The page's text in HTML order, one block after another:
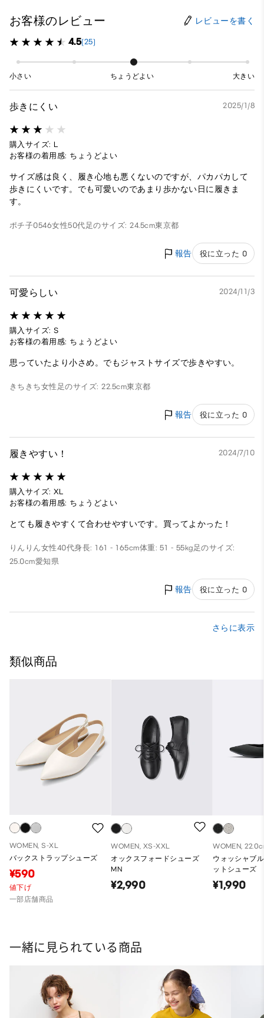
お客様のレビュー レビューを書く
4.5(25)
小さい ちょうどよい 大きい
歩きにくい 2025/1/8
購入サイズ: L
お客様の着用感: ちょうどよい
サイズ感は良く、履き心地も悪くないのですが、パカパカして
歩きにくいです。でも可愛いのであまり歩かない日に履きま
す。
ポチ子0546女性50代足のサイズ: 24.5cm東京都
報告 役に立った 0
可愛らしい 2024/11/3
購入サイズ: S
お客様の着用感: ちょうどよい
思っていたより小さめ。でもジャストサイズで歩きやすい。
きちきち女性 足のサイズ: 22.5cm東京都
報告 役に立った 0
履きやすい！ 2024/7/10
購入サイズ: XL
お客様の着用感: ちょうどよい
とても履きやすくて合わせやすいです。買ってよかった！
りんりん女性40代身長: 161 - 165cm体重: 51 - 55kg足のサイズ:
25.0cm愛知県
報告 役に立った 0
さらに表示
類似商品
WOMEN, S-XL
バックストラップシューズ
¥590
値下げ
一部店舗商品
WOMEN, XS-XXL
オックスフォードシューズ
MN
¥2,990
WOMEN,
ウォッシャブ
ットシューズ
¥1,990
一緒に見られている商品